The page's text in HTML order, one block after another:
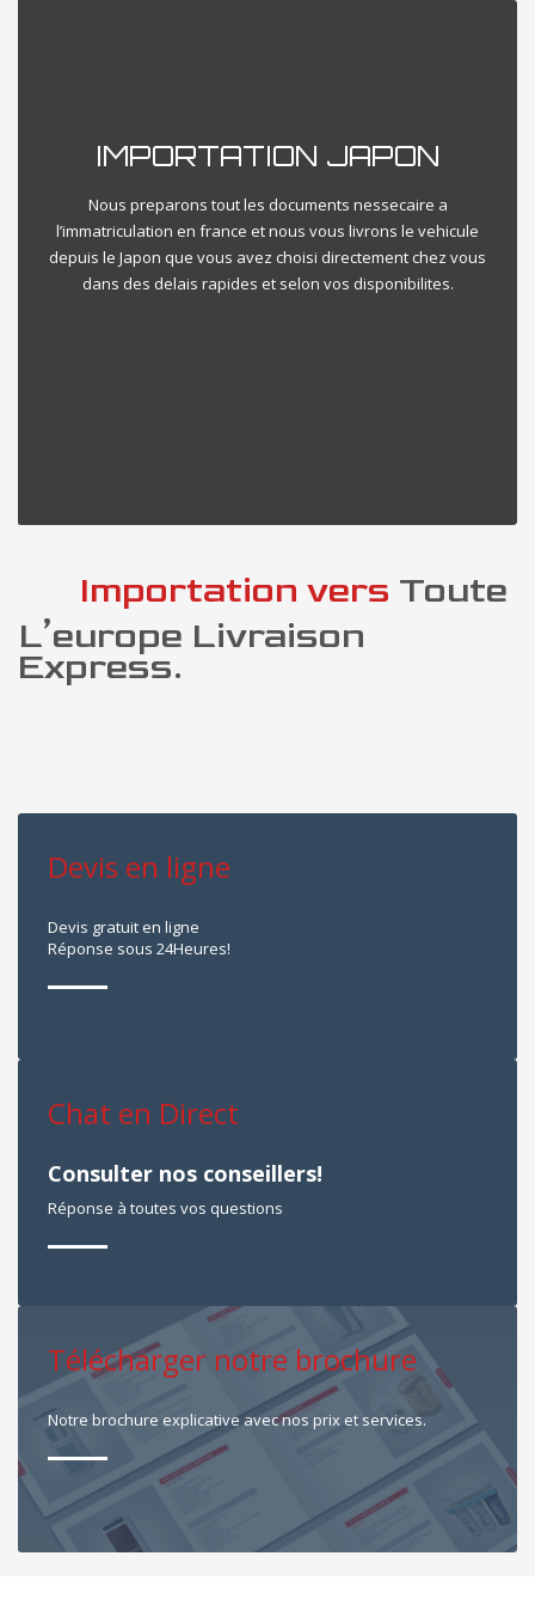
IMPORTATION JAPON
Nous preparons tout les documents nessecaire a
l’immatriculation en france et nous vous livrons le vehicule
depuis le Japon que vous avez choisi directement chez vous
dans des delais rapides et selon vos disponibilites.
Importation vers Toute
L’europe Livraison
Express.
Devis en ligne
Devis gratuit en ligne
Réponse sous 24Heures!
Chat en Direct
Consulter nos conseillers!
Réponse à toutes vos questions
Télécharger notre brochure
Notre brochure explicative avec nos prix et services.